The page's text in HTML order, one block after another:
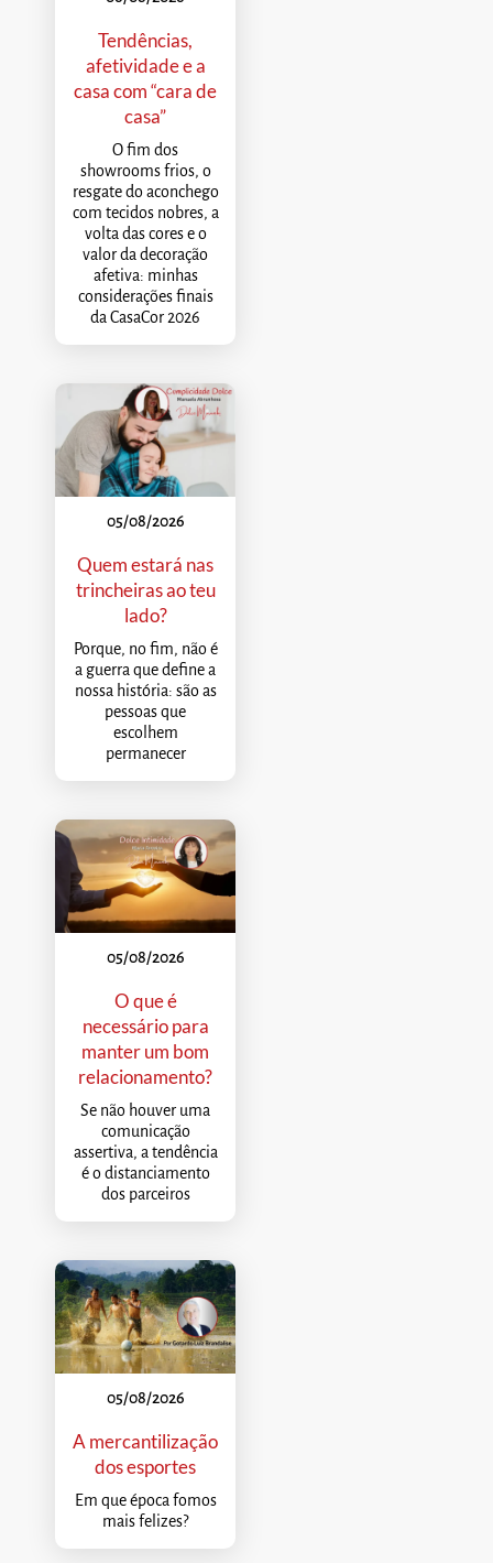
Tendências,
afetividade e a
casa com “cara de
casa”
O fim dos
showrooms frios, o
resgate do aconchego
com tecidos nobres, a
volta das cores e o
valor da decoração
afetiva: minhas
considerações finais
da CasaCor 2026
05/08/2026
Quem estará nas
trincheiras ao teu
lado?
Porque, no fim, não é
a guerra que define a
nossa história: são as
pessoas que
escolhem
permanecer
05/08/2026
O que é
necessário para
manter um bom
relacionamento?
Se não houver uma
comunicação
assertiva, a tendência
é o distanciamento
dos parceiros
05/08/2026
A mercantilização
dos esportes
Em que época fomos
mais felizes?